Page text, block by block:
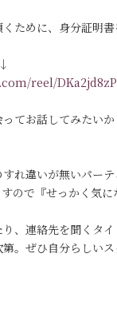
ために、身分証明
reel/
ってお話してみたい
れ違いが無いパーテ
ので『せっかく気
り、連絡先を聞くタ
。ぜひ自分らしい